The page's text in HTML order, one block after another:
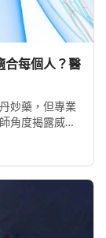
合每個人？醫
妙藥，但專業
角度揭露威而